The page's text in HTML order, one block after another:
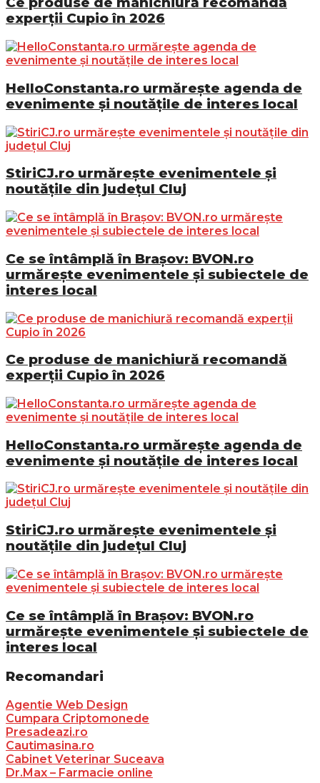
experții Cupio în 2026
HelloConstanta.ro urmărește agenda de
evenimente și noutățile de interes local
StiriCJ.ro urmărește evenimentele și
noutățile din județul Cluj
Ce se întâmplă în Brașov: BVON.ro
urmărește evenimentele și subiectele de
interes local
Ce produse de manichiură recomandă
experții Cupio în 2026
HelloConstanta.ro urmărește agenda de
evenimente și noutățile de interes local
StiriCJ.ro urmărește evenimentele și
noutățile din județul Cluj
Ce se întâmplă în Brașov: BVON.ro
urmărește evenimentele și subiectele de
interes local
Recomandari
Agentie Web Design
Cumpara Criptomonede
Presadeazi.ro
Cautimasina.ro
Cabinet Veterinar Suceava
Dr.Max – Farmacie online